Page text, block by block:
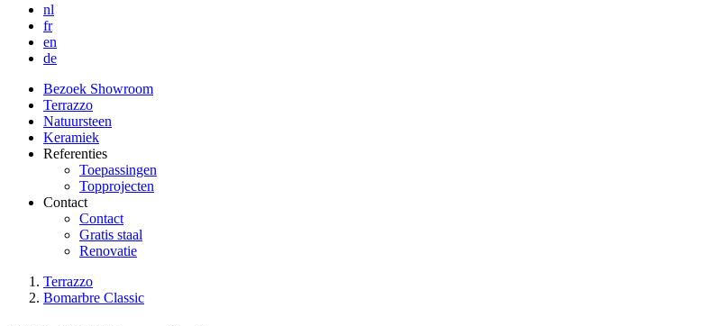
nl
fr
en
de
Hoofdnavigatie
Bezoek Showroom
Terrazzo
Natuursteen
Keramiek
Referenties
Toepassingen
Topprojecten
Contact
Contact
Gratis staal
Renovatie
Kruimelpad
Terrazzo
Bomarbre Classic